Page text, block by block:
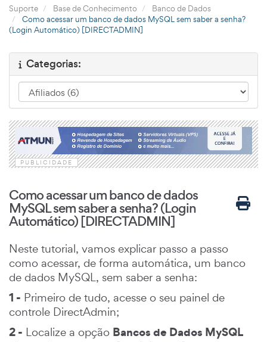
Suporte Base de Conhecimento
Banco de Dados
Como acessar um banco de dados MySQL sem saber a senha?
(Login Automático) [DIRECTADMIN]
Categorias:
PUBLICIDADE
Como acessar um banco de dados
MySQL sem saber a senha? (Login
Automático) [DIRECTADMIN]
Neste tutorial, vamos explicar passo a passo
como acessar, de forma automática, um banco
de dados MySQL, sem saber a senha:
1 - Primeiro de tudo, acesse o seu painel de
controle DirectAdmin;
2 - Localize a opção Bancos de Dados MySQL